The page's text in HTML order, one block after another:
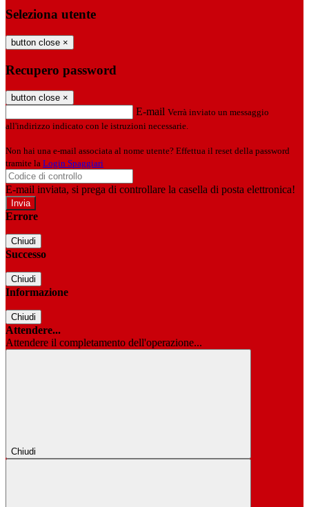
Seleziona utente
button close ×
Recupero password
button close ×
E-mail Verrà inviato un messaggio
all'indirizzo indicato con le istruzioni necessarie.
Non hai una e-mail associata al nome utente? Effettua il reset della password
tramite la Login Spaggiari
E-mail inviata, si prega di controllare la casella di posta elettronica!
Errore
Chiudi
Successo
Chiudi
Informazione
Chiudi
Attendere...
Attendere il completamento dell'operazione...
Chiudi